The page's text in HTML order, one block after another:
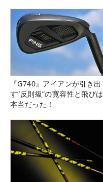
『G740』アイアンが引き出
す“反則級”の寛容性と飛びは
本当だった！